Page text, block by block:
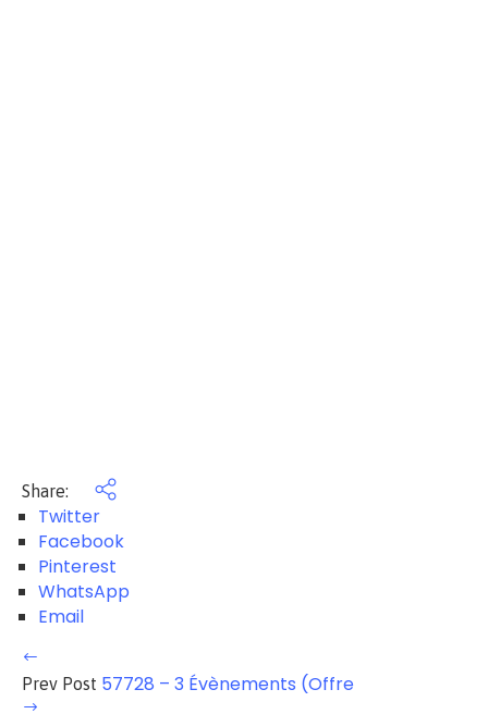
Share:
Twitter
Facebook
Pinterest
WhatsApp
Email
Prev Post 57728 – 3 Évènements (Offre